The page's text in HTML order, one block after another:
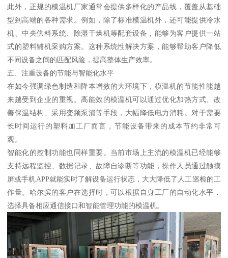
此外，正规的模温机厂家通常会提供多样化的产品线，覆盖从基础
型到高端的各种需求。例如，除了标准模温机外，还可能提供冷水
机、中央供料系统、除湿干燥机等配套设备，能够为客户提供一站
式的塑料辅机采购方案。这种系统性解决方案，能够帮助客户降低
不同设备之间的匹配风险，提高整体生产效率。
五、注重设备的节能与智能化水平
在如今强调绿色制造和降本增效的大环境下，模温机的节能性能越
来越受到企业的重视。高能效的模温机可以通过优化加热方式、改
善保温结构、采用变频泵浦等手段，大幅降低电力消耗。对于需要
长时间运行的塑料加工厂而言，节能设备带来的成本节约非常可
观。
智能化的控制功能也同样重要。当前市场上主流的模温机已经能够
支持远程监控、数据记录、故障自诊断等功能，操作人员通过触摸
屏或手机APP就能实时了解设备运行状态，大大降低了人工巡检的工
作量。哈尔滨的客户在选择时，可以根据自身工厂的自动化水平，
选择具备相应通信接口和智能管理功能的模温机。